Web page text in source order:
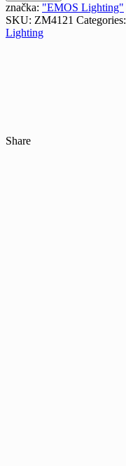
značka: "EMOS Lighting"
SKU: ZM4121 Categories:
Lighting
Share